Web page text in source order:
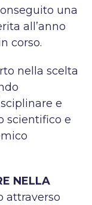
una
all’anno
corso.
nella scelta
e
scientifico e
NELLA
attraverso